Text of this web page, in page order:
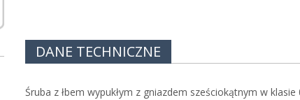
DANE TECHNICZNE
Śruba z łbem wypukłym z gniazdem sześciokątnym w